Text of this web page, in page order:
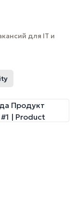
для IT и